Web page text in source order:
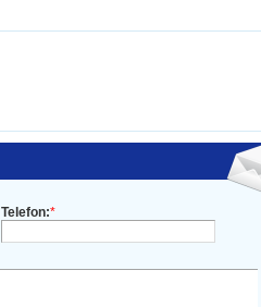
Telefon:*